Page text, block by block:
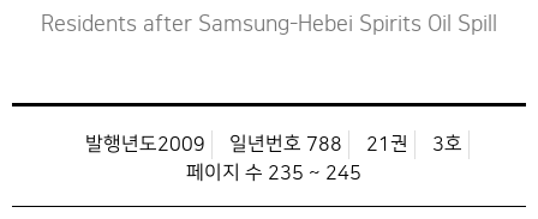
Residents after Samsung-Hebei Spirits Oil Spill
발행년도2009 일년번호 788 21권
3호
페이지 수 235 ~ 245